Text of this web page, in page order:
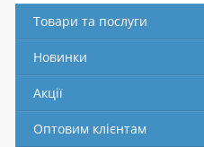
Товари та послуги
Новинки
Акції
Оптовим клієнтам